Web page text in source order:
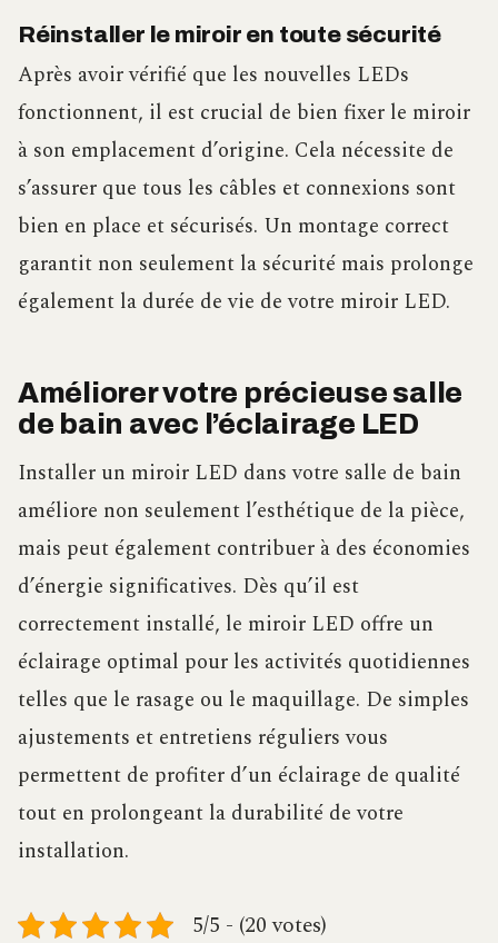
Réinstaller le miroir en toute sécurité
Après avoir vérifié que les nouvelles LEDs
fonctionnent, il est crucial de bien fixer le miroir
à son emplacement d’origine. Cela nécessite de
s’assurer que tous les câbles et connexions sont
bien en place et sécurisés. Un montage correct
garantit non seulement la sécurité mais prolonge
également la durée de vie de votre miroir LED.
Améliorer votre précieuse salle
de bain avec l’éclairage LED
Installer un miroir LED dans votre salle de bain
améliore non seulement l’esthétique de la pièce,
mais peut également contribuer à des économies
d’énergie significatives. Dès qu’il est
correctement installé, le miroir LED offre un
éclairage optimal pour les activités quotidiennes
telles que le rasage ou le maquillage. De simples
ajustements et entretiens réguliers vous
permettent de profiter d’un éclairage de qualité
tout en prolongeant la durabilité de votre
installation.
5/5 - (20 votes)